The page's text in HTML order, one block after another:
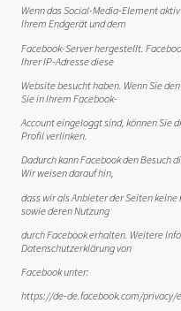
Wenn das Social-Media-Element
Ihrem Endgerät und dem
Facebook-Server hergestellt.
Ihrer IP-Adresse diese
Website besucht haben. Wenn Sie
Sie in Ihrem Facebook-
Account eingeloggt sind, können Sie
Profil verlinken.
Dadurch kann Facebook den Besuch
Wir weisen darauf hin,
dass wir als Anbieter der Seiten
sowie deren Nutzung
durch Facebook erhalten. Weitere
Datenschutzerklärung von
Facebook unter:
https://de-de.facebook.com/privacy/